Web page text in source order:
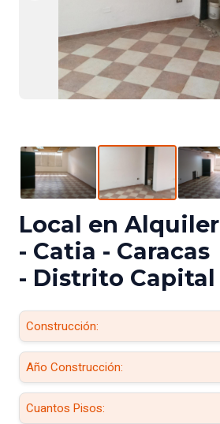
Local en Alquiler
- Catia - Caracas
- Distrito Capital
Construcción:
Año Construcción:
Cuantos Pisos: